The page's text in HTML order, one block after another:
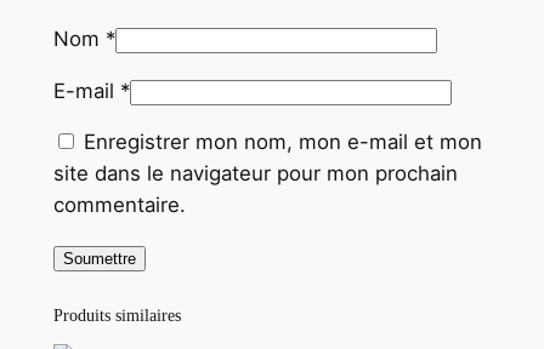
Nom *
E-mail *
Enregistrer mon nom, mon e-mail et mon
site dans le navigateur pour mon prochain
commentaire.
Produits similaires